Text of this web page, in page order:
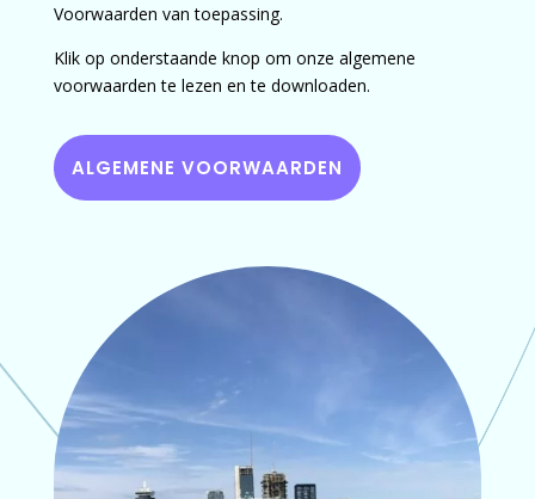
Voorwaarden van toepassing.
Klik op onderstaande knop om onze algemene
voorwaarden te lezen en te downloaden.
ALGEMENE VOORWAARDEN